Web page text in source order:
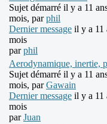
Sujet démarré il y a 11
mois, parphil
Dernier message il y a 11
mois
parphil
Aerodynamique, inertie,
Sujet démarré il y a 11
mois, parGawain
Dernier message il y a 11
mois
parJuan